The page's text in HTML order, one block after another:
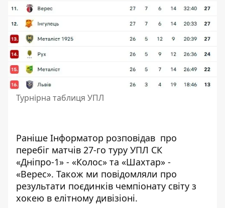
Турнірна таблиця УПЛ
Раніше Інформатор розповідав про
перебіг матчів 27-го туру УПЛ СК
«Дніпро-1» - «Колос» та «Шахтар» -
«Верес». Також ми повідомляли про
результати поєдинків чемпіонату світу з
хокею в елітному дивізіоні.